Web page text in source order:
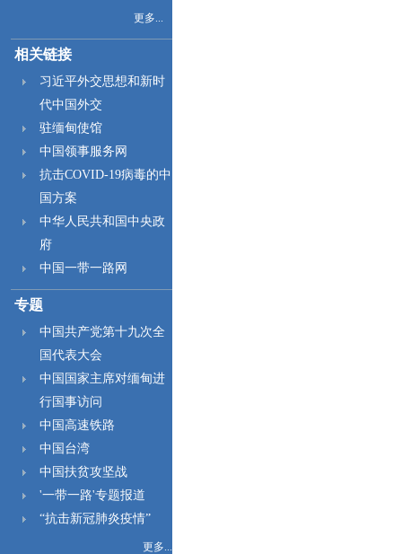
更多...
相关链接
习近平外交思想和新时
代中国外交
驻缅甸使馆
中国领事服务网
抗击COVID-19病毒的中
国方案
中华人民共和国中央政
府
中国一带一路网
专题
中国共产党第十九次全
国代表大会
中国国家主席对缅甸进
行国事访问
中国高速铁路
中国台湾
中国扶贫攻坚战
'一带一路'专题报道
“抗击新冠肺炎疫情”
更多...